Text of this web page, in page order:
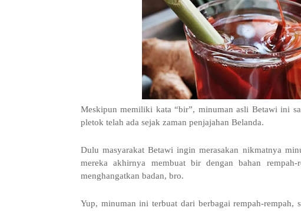
Meskipun memiliki kata “bir”, minuman asli Betawi ini
pletok telah ada sejak zaman penjajahan Belanda.
Dulu masyarakat Betawi ingin merasakan nikmatnya
mereka akhirnya membuat bir dengan bahan
menghangatkan badan, bro.
Yup, minuman ini terbuat dari berbagai rempah-rempah,